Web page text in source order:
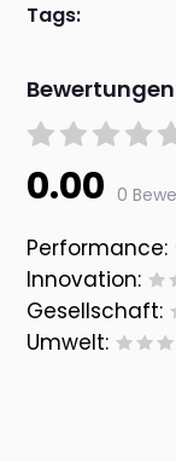
Tags:
0.00 0
Performance:
Innovation:
Gesellschaft:
Umwelt: